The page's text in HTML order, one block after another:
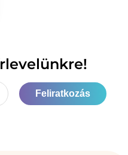
Feliratkozás